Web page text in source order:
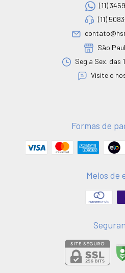
(11)
(11)
São
Seg a Sex. das
Visite o
Formas de
Meios de